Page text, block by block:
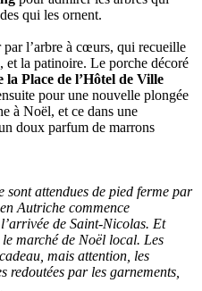
qui les ornent.
l’arbre à cœurs, qui recueille
et la patinoire. Le porche décoré
la Place de l’Hôtel de Ville
pour une nouvelle plongée
à Noël, et ce dans une
doux parfum de marrons
sont attendues de pied ferme par
Autriche commence
de Saint-Nicolas. Et
marché de Noël local. Les
mais attention, les
redoutées par les garnements,